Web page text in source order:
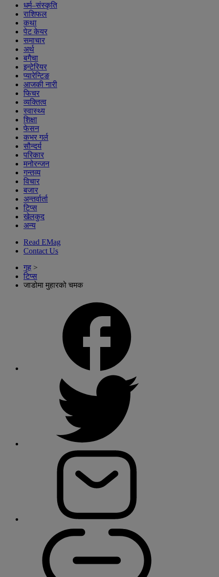
धर्म–संस्कृति
राशिफल
कथा
पेट केयर
समाचार
अर्थ
बगैचा
इन्टेरियर
प्यारेन्टिङ
आजकी नारी
फिचर
व्यक्तित्व
स्वास्थ्य
शिक्षा
फेसन
कभर गर्ल
सौन्दर्य
परिकार
मनोरन्जन
गन्तव्य
विचार
बजार
अन्तर्वार्ता
टिप्स
खेलकुद
अन्य
Read EMag
Contact Us
गृह >
टिप्स
जाडोमा मुहारको चमक